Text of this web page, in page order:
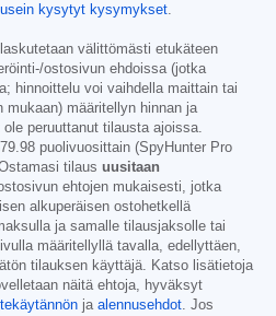
usein kysytyt kysymykset.
välittömästi etukäteen
ostosivun ehdoissa (jotka
hinnoittelu voi vaihdella maittain tai
mukaan) määritellyn hinnan ja
peruuttanut tilausta ajoissa.
puolivuosittain (SpyHunter Pro
tilaus uusitaan
ehtojen mukaisesti, jotka
alkuperäisen ostohetkellä
ja samalle tilausjaksolle tai
määritellyllä tavalla, edellyttäen,
tilauksen käyttäjä. Katso lisätietoja
näitä ehtoja, hyväksyt
ja alennusehdot. Jos